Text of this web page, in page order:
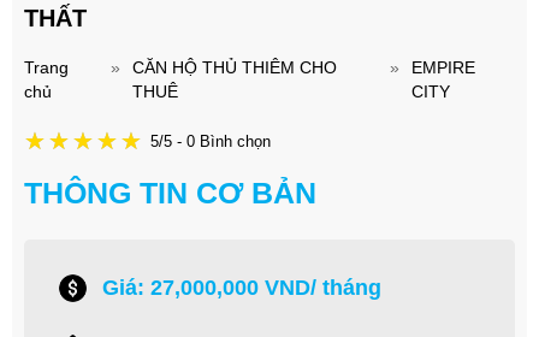
THẤT
Trang
chủ
»
CĂN HỘ THỦ THIÊM CHO
THUÊ
»
EMPIRE
CITY
5/5 - 0 Bình chọn
THÔNG TIN CƠ BẢN
Giá: 27,000,000 VND/ tháng